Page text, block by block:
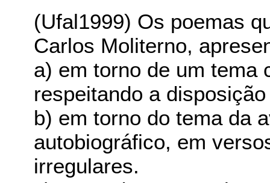
(Ufal1999) Os poemas
Carlos Moliterno,
a) em torno de um tema
respeitando a
b) em torno do tema da
autobiográfico, em
irregulares.